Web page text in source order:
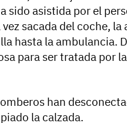
sido asistida por el
vez sacada del coche,
hasta la ambulancia.
para ser tratada por
han
la calzada.